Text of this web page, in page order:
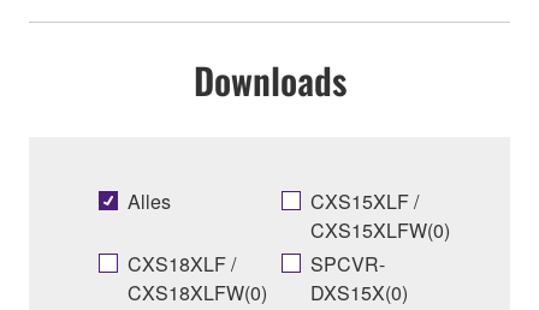
Downloads
Alles
CXS15XLF /
CXS15XLFW(0)
CXS18XLF /
CXS18XLFW(0)
SPCVR-
DXS15X(0)